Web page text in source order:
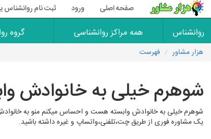
صفحه اصلی ورود ثبت نام روانشناس
روانشناس همه مراکز روانشناسی گروه
هزار مشاور فهرست
شوهرم خیلی به خانوادش
شوهرم خیلی به خانوادش وابسته هست و احساس میکنم منو به
یک مشاوره فوری از طریق چت،تلفنی،واتساپ و غیره داشته باشید.